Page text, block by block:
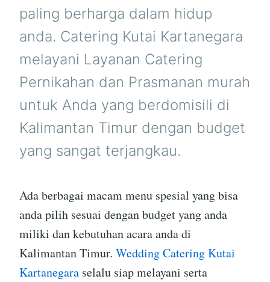
paling berharga dalam hidup
anda. Catering Kutai Kartanegara
melayani Layanan Catering
Pernikahan dan Prasmanan murah
untuk Anda yang berdomisili di
Kalimantan Timur dengan budget
yang sangat terjangkau.
Ada berbagai macam menu spesial yang bisa
anda pilih sesuai dengan budget yang anda
miliki dan kebutuhan acara anda di
Kalimantan Timur. Wedding Catering Kutai
Kartanegara selalu siap melayani serta